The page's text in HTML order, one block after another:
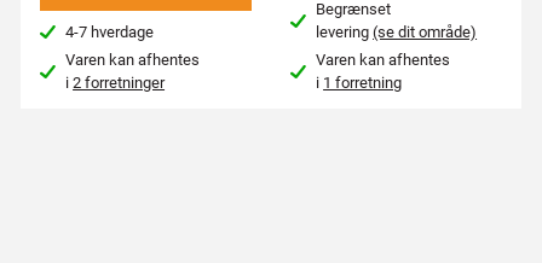
4-7 hverdage
Varen kan afhentes
i2 forretninger
Begrænset
levering(se dit område)
Varen kan afhentes
i 1 forretning